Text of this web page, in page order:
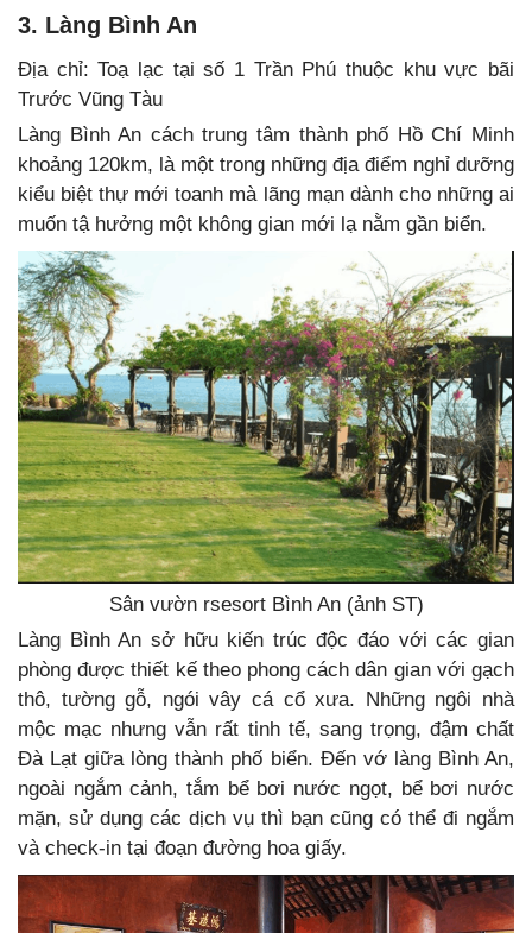
3. Làng Bình An
Địa chỉ: Toạ lạc tại số 1 Trần Phú thuộc khu vực bãi
Trước Vũng Tàu
Làng Bình An cách trung tâm thành phố Hồ Chí Minh
khoảng 120km, là một trong những địa điểm nghỉ dưỡng
kiểu biệt thự mới toanh mà lãng mạn dành cho những ai
muốn tậ hưởng một không gian mới lạ nằm gần biển.
Sân vườn rsesort Bình An (ảnh ST)
Làng Bình An sở hữu kiến trúc độc đáo với các gian
phòng được thiết kế theo phong cách dân gian với gạch
thô, tường gỗ, ngói vây cá cổ xưa. Những ngôi nhà
mộc mạc nhưng vẫn rất tinh tế, sang trọng, đậm chất
Đà Lạt giữa lòng thành phố biển. Đến vớ làng Bình An,
ngoài ngắm cảnh, tắm bể bơi nước ngọt, bể bơi nước
mặn, sử dụng các dịch vụ thì bạn cũng có thể đi ngắm
và check-in tại đoạn đường hoa giấy.